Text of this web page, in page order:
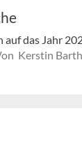
das Jahr
Kerstin